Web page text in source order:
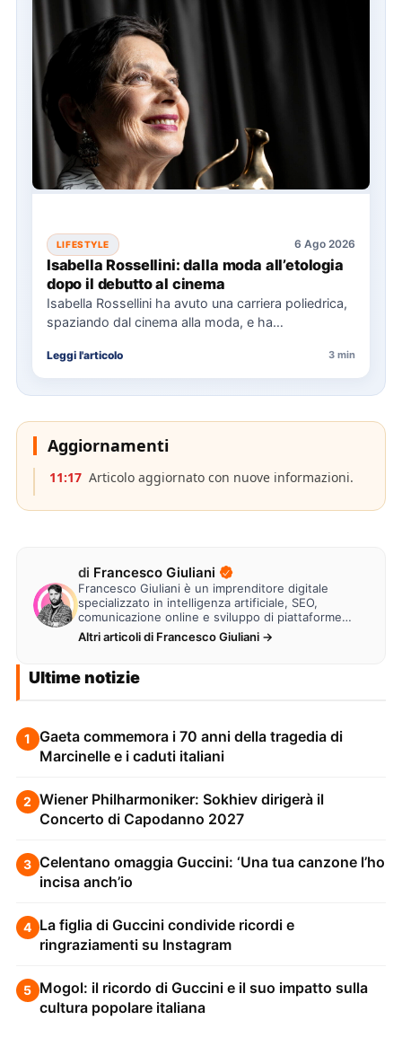
LIFESTYLE 6 Ago 2026
Isabella Rossellini: dalla moda all’etologia
dopo il debutto al cinema
Isabella Rossellini ha avuto una carriera poliedrica,
spaziando dal cinema alla moda, e ha
Leggi l'articolo 3 min
Aggiornamenti
11:17 Articolo aggiornato con nuove informazioni.
di Francesco Giuliani
Francesco Giuliani è un imprenditore digitale
specializzato in intelligenza artificiale, SEO,
comunicazione online e sviluppo di piattaforme
web. Lavora alla creazione di…
Altri articoli di Francesco Giuliani →
Ultime notizie
1
Gaeta commemora i 70 anni della tragedia di
Marcinelle e i caduti italiani
2 Wiener Philharmoniker: Sokhiev dirigerà il
Concerto di Capodanno 2027
3 Celentano omaggia Guccini: ‘Una tua canzone l’ho
incisa anch’io
4 La figlia di Guccini condivide ricordi e
ringraziamenti su Instagram
5 Mogol: il ricordo di Guccini e il suo impatto sulla
cultura popolare italiana